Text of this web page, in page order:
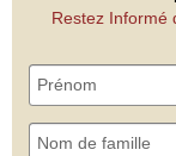
Restez Informé